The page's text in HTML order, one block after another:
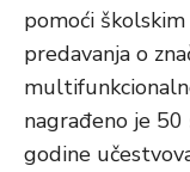
pomoći
predavanja o
nagrađeno je
godine